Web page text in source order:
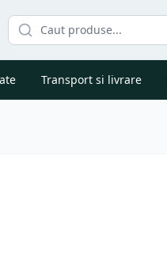
Transport si livrare